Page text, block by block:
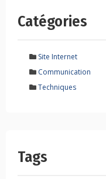
Catégories
Site Internet
Communication
Techniques
Tags